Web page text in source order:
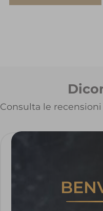
Consulta le
Servizio
freschissima e di